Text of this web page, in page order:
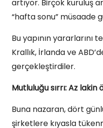
artıyor. Birçok kuruluş
“hafta sonu” müsaade
Bu yapının
Krallık, İrlanda ve
gerçekleştirdiler.
Mutluluğu sırrı: Az lakin
Buna nazaran, dört
şirketlere kıyasla